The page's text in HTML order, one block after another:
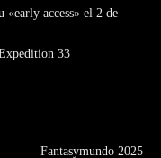
access» el 2 de
33
Fantasymundo 2025